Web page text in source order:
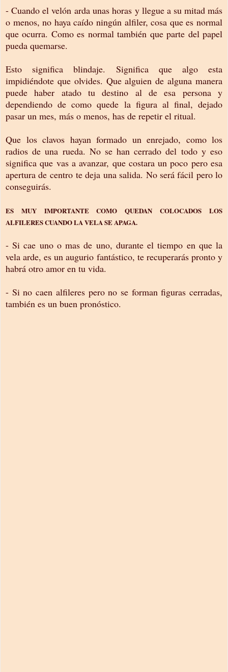
- Cuando el velón arda unas horas y llegue a su mitad más
o menos, no haya caído ningún alfiler, cosa que es normal
que ocurra. Como es normal también que parte del papel
pueda quemarse.
Esto significa blindaje. Significa que algo esta
impidiéndote que olvides. Que alguien de alguna manera
puede haber atado tu destino al de esa persona y
dependiendo de como quede la figura al final, dejado
pasar un mes, más o menos, has de repetir el ritual.
Que los clavos hayan formado un enrejado, como los
radios de una rueda. No se han cerrado del todo y eso
significa que vas a avanzar, que costara un poco pero esa
apertura de centro te deja una salida. No será fácil pero lo
conseguirás.
ES MUY IMPORTANTE COMO QUEDAN COLOCADOS LOS
ALFILERES CUANDO LA VELA SE APAGA.
- Si cae uno o mas de uno, durante el tiempo en que la
vela arde, es un augurio fantástico, te recuperarás pronto y
habrá otro amor en tu vida.
- Si no caen alfileres pero no se forman figuras cerradas,
también es un buen pronóstico.